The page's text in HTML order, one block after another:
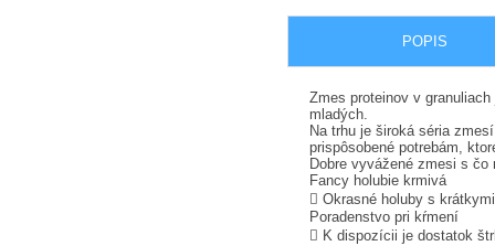
POPIS
Zmes proteinov v
mladých.
Na trhu je široká séria
prispôsobené potrebám,
Dobre vyvážené zmesi s
Fancy holubie krmivá
 Okrasné holuby s
Poradenstvo pri kŕmení
 K dispozícii je dostatok